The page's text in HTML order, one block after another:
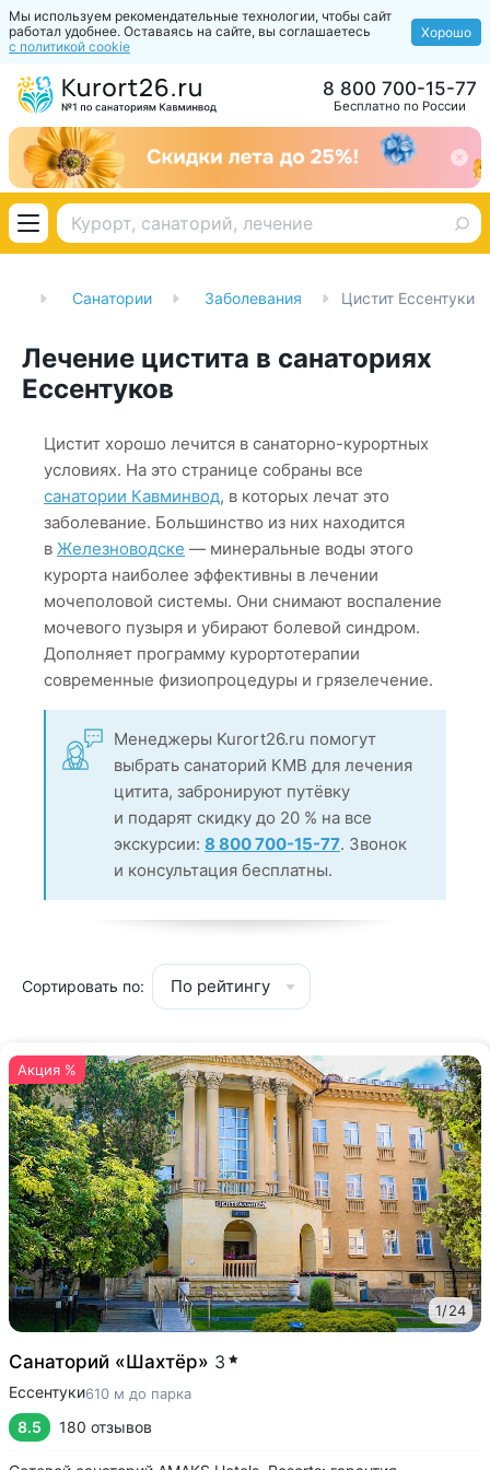
Мы используем рекомендательные технологии, чтобы сайт
работал удобнее. Оставаясь на сайте, вы соглашаетесь
с политикой cookie
Хорошо
Бесплатно по России
8 800 700-15-77
Санатории Заболевания Цистит Ессентуки
Лечение цистита в санаториях
Ессентуков
Цистит хорошо лечится в санаторно-курортных
условиях. На это странице собраны все
санатории Кавминвод, в которых лечат это
заболевание. Большинство из них находится
в Железноводске — минеральные воды этого
курорта наиболее эффективны в лечении
мочеполовой системы. Они снимают воспаление
мочевого пузыря и убирают болевой синдром.
Дополняет программу курортотерапии
современные физиопроцедуры и грязелечение.
Менеджеры Kurort26.ru помогут
выбрать санаторий КМВ для лечения
цитита, забронируют путёвку
и подарят скидку до 20 % на все
экскурсии: 8 800 700-15-77. Звонок
и консультация бесплатны.
Сортировать по: По рейтингу
Акция %
1/24
Санаторий «Шахтёр» 3
Ессентуки610 м до парка
8.5 180 отзывов